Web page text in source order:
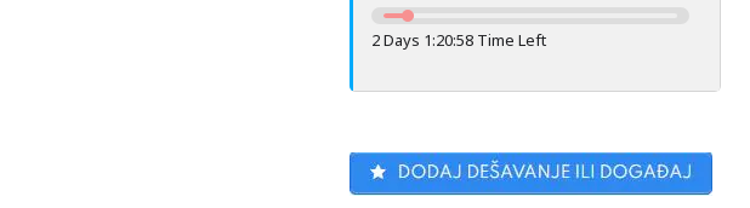
2 Days 1:20:57 Time Left